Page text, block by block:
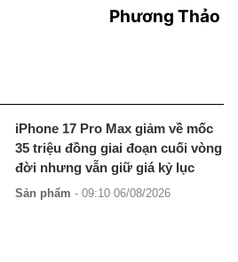
Phương Thảo
iPhone 17 Pro Max giảm về mốc
35 triệu đồng giai đoạn cuối vòng
đời nhưng vẫn giữ giá kỷ lục
Sản phẩm - 09:10 06/08/2026